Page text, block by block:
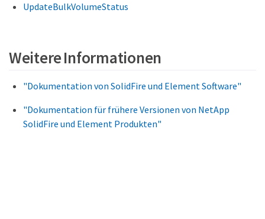
UpdateBulkVolumeStatus
Weitere Informationen
"Dokumentation von SolidFire und Element Software"
"Dokumentation für frühere Versionen von NetApp
SolidFire und Element Produkten"